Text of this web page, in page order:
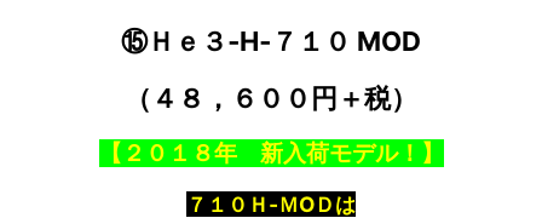
⑮Ｈｅ３‐H‐７１０ MOD
（４８，６００円＋税）
【２０１８年 新入荷モデル！】
７１０Ｈ‐ＭOＤは